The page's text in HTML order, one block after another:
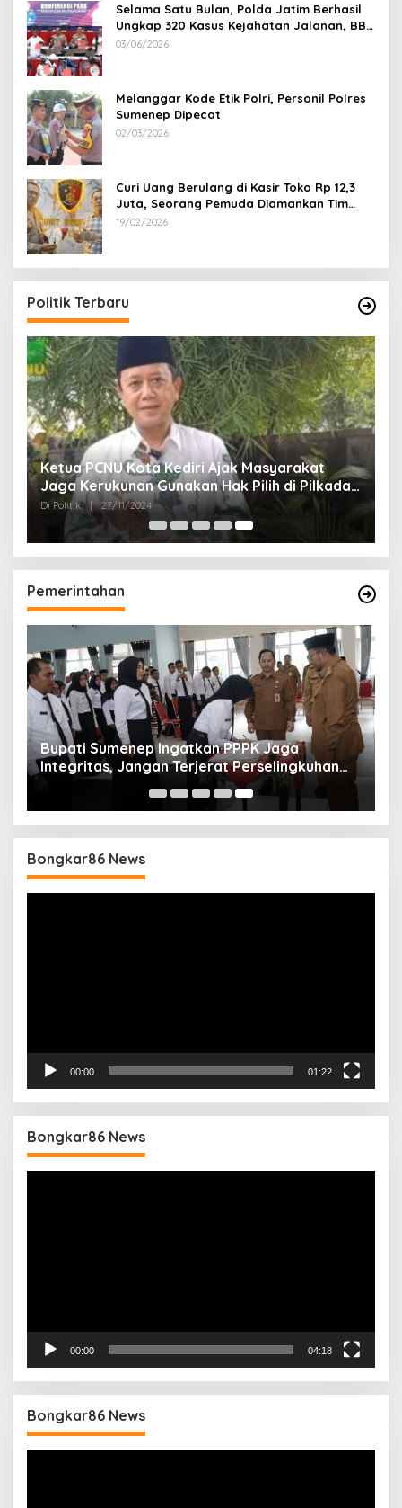
Selama Satu Bulan, Polda Jatim Berhasil
Ungkap 320 Kasus Kejahatan Jalanan, BB
100 Sepeda Motor dan 12 Mobil Diamankan
03/06/2026
Melanggar Kode Etik Polri, Personil Polres
Sumenep Dipecat
02/03/2026
Curi Uang Berulang di Kasir Toko Rp 12,3
Juta, Seorang Pemuda Diamankan Tim
Reskrim Polsek Lenteng Sumenep
19/02/2026
Politik Terbaru
Ketua PCNU Kota Kediri Ajak Masyarakat
Jaga Kerukunan Gunakan Hak Pilih di Pilkada
2024
Di Politik | 27/11/2024
Pemerintahan
Bupati Sumenep Ingatkan PPPK Jaga
Integritas, Jangan Terjerat Perselingkuhan
dan Judi Online
Bongkar86 News
00:00 01:22
Bongkar86 News
00:00 04:18
Bongkar86 News